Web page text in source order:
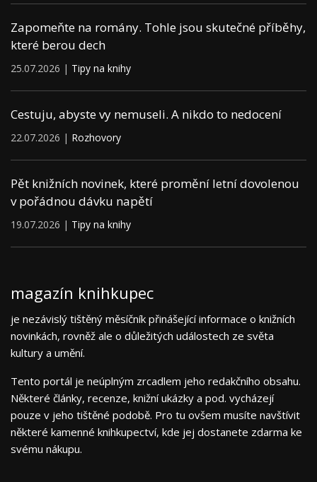
Zapomeňte na romány. Tohle jsou skutečné příběhy,
které berou dech
25.07.2026 | Tipy na knihy
Cestuju, abyste vy nemuseli. A nikdo to nedocení
22.07.2026 | Rozhovory
Pět knižních novinek, které promění letní dovolenou
v pořádnou dávku napětí
19.07.2026 | Tipy na knihy
magazín knihkupec
je nezávislý tištěný měsíčník přinášející informace o knižních
novinkách, rovněž ale o důležitých událostech ze světa
kultury a umění.
Tento portál je neúplným zrcadlem jeho redakčního obsahu.
Některé články, recenze, knižní ukázky a pod. vycházejí
pouze v jeho tištěné podobě. Pro tu ovšem musíte navštívit
některé kamenné knihkupectví, kde jej dostanete zdarma ke
svému nákupu.